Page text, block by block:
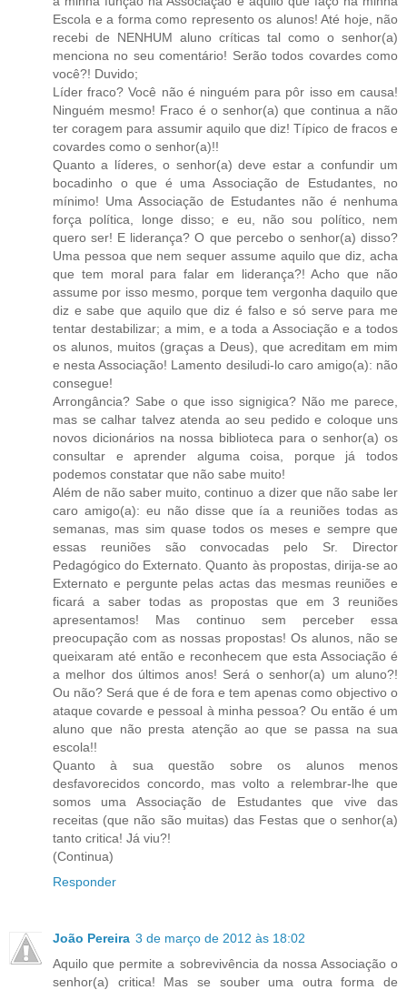
Escola e a forma como represento os alunos! Até hoje, não
recebi de NENHUM aluno críticas tal como o senhor(a)
menciona no seu comentário! Serão todos covardes como
você?! Duvido;
Líder fraco? Você não é ninguém para pôr isso em causa!
Ninguém mesmo! Fraco é o senhor(a) que continua a não
ter coragem para assumir aquilo que diz! Típico de fracos e
covardes como o senhor(a)!!
Quanto a líderes, o senhor(a) deve estar a confundir um
bocadinho o que é uma Associação de Estudantes, no
mínimo! Uma Associação de Estudantes não é nenhuma
força política, longe disso; e eu, não sou político, nem
quero ser! E liderança? O que percebo o senhor(a) disso?
Uma pessoa que nem sequer assume aquilo que diz, acha
que tem moral para falar em liderança?! Acho que não
assume por isso mesmo, porque tem vergonha daquilo que
diz e sabe que aquilo que diz é falso e só serve para me
tentar destabilizar; a mim, e a toda a Associação e a todos
os alunos, muitos (graças a Deus), que acreditam em mim
e nesta Associação! Lamento desiludi-lo caro amigo(a): não
consegue!
Arrongância? Sabe o que isso signigica? Não me parece,
mas se calhar talvez atenda ao seu pedido e coloque uns
novos dicionários na nossa biblioteca para o senhor(a) os
consultar e aprender alguma coisa, porque já todos
podemos constatar que não sabe muito!
Além de não saber muito, continuo a dizer que não sabe ler
caro amigo(a): eu não disse que ía a reuniões todas as
semanas, mas sim quase todos os meses e sempre que
essas reuniões são convocadas pelo Sr. Director
Pedagógico do Externato. Quanto às propostas, dirija-se ao
Externato e pergunte pelas actas das mesmas reuniões e
ficará a saber todas as propostas que em 3 reuniões
apresentamos! Mas continuo sem perceber essa
preocupação com as nossas propostas! Os alunos, não se
queixaram até então e reconhecem que esta Associação é
a melhor dos últimos anos! Será o senhor(a) um aluno?!
Ou não? Será que é de fora e tem apenas como objectivo o
ataque covarde e pessoal à minha pessoa? Ou então é um
aluno que não presta atenção ao que se passa na sua
escola!!
Quanto à sua questão sobre os alunos menos
desfavorecidos concordo, mas volto a relembrar-lhe que
somos uma Associação de Estudantes que vive das
receitas (que não são muitas) das Festas que o senhor(a)
tanto critica! Já viu?!
(Continua)
Responder
João Pereira 3 de março de 2012 às 18:02
Aquilo que permite a sobrevivência da nossa Associação o
senhor(a) critica! Mas se souber uma outra forma de